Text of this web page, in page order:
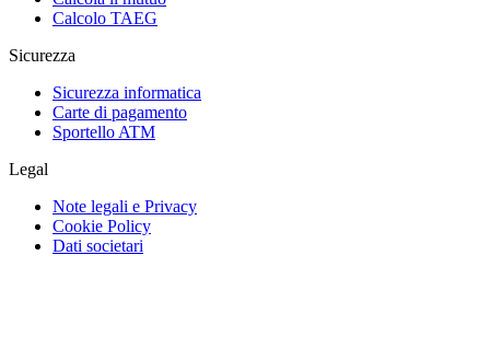
Calcolo TAEG
Sicurezza
Sicurezza informatica
Carte di pagamento
Sportello ATM
Legal
Note legali e Privacy
Cookie Policy
Dati societari